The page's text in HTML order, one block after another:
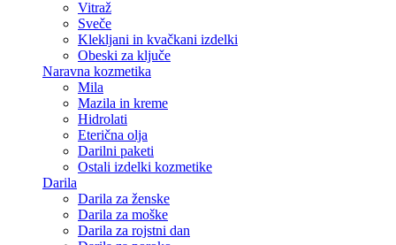
Vitraž
Sveče
Klekljani in kvačkani izdelki
Obeski za ključe
Naravna kozmetika
Mila
Mazila in kreme
Hidrolati
Eterična olja
Darilni paketi
Ostali izdelki kozmetike
Darila
Darila za ženske
Darila za moške
Darila za rojstni dan